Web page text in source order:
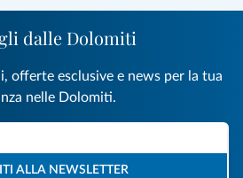
dalle Dolomiti
offerte esclusive e news per la tua
nelle Dolomiti.
ALLA NEWSLETTER